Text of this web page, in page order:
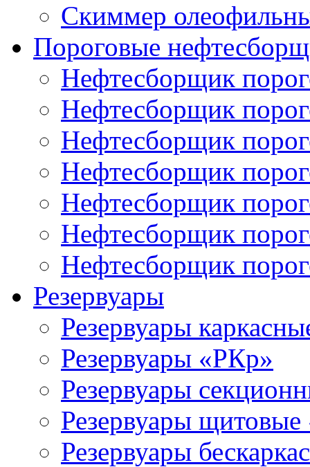
Скиммер
Пороговые
Нефтесборщик
Нефтесборщик
Нефтесборщик
Нефтесборщик
Нефтесборщик
Нефтесборщик
Нефтесборщик
Резервуары
Резервуары
Резервуары «РКр»
Резервуары
Резервуары
Резервуары